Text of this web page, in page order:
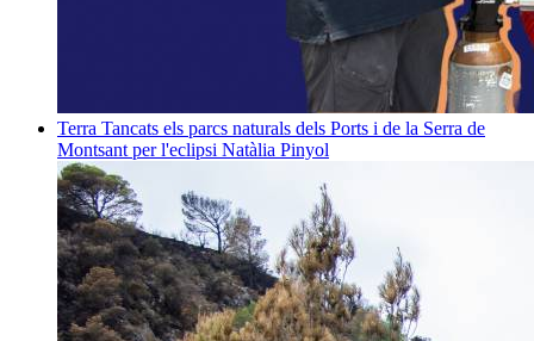
Terra Tancats els parcs naturals dels Ports i de la Serra de
Montsant per l'eclipsi Natàlia Pinyol